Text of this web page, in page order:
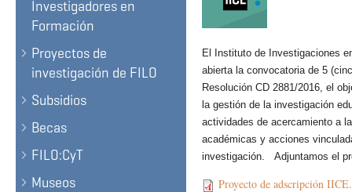
Investigadores en
Formación
Proyectos de
investigación de FILO
Subsidios
Becas
FILO:CyT
Museos
El Instituto de Investigaciones
abierta la convocatoria de 5
Resolución CD 2881/2016, el
la gestión de la investigación
actividades de acercamiento a
académicas y acciones
investigación.
Adjuntamos el
Proyecto de adscripción